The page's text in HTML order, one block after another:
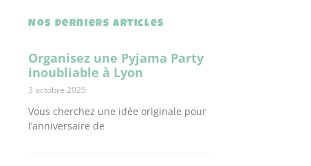
Nos derniers articles
Organisez une Pyjama Party
inoubliable à Lyon
3 octobre 2025
Vous cherchez une idée originale pour
l’anniversaire de